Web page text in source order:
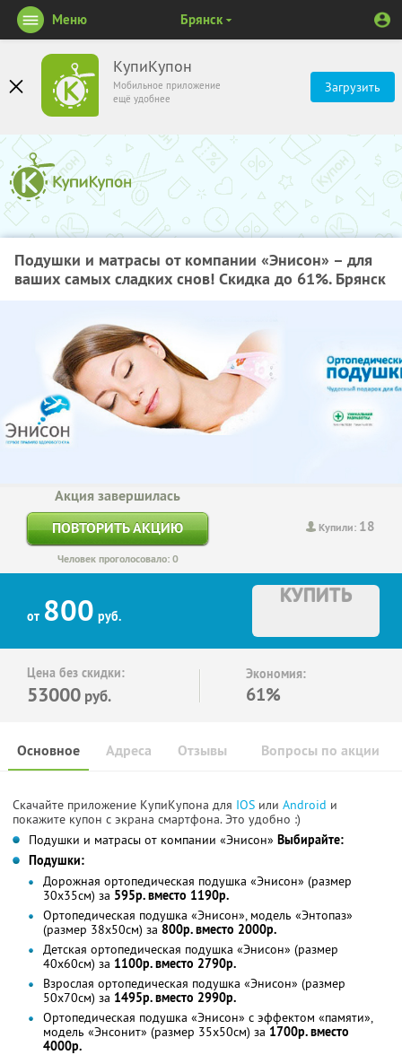
КупиКупон
Мобильное приложение
ещё удобнее
Загрузить
Меню Брянск
Подушки и матрасы от компании «Энисон» – для
ваших самых сладких снов! Скидка до 61%. Брянск
Купили: 18
Акция завершилась
ПОВТОРИТЬ АКЦИЮ
Человек проголосовало: 0
от 800 руб.
КУПИТЬ
Цена без скидки:
53000 руб.
Экономия:
61%
Основное Отзывы Вопросы по акции
Адреса
Скачайте приложение КупиКупона для IOS или Android и
покажите купон с экрана смартфона. Это удобно :)
Подушки и матрасы от компании «Энисон» Выбирайте:
Подушки:
Дорожная ортопедическая подушка «Энисон» (размер
30х35см) за 595р. вместо 1190р.
Ортопедическая подушка «Энисон», модель «Энтопаз»
(размер 38х50см) за 800р. вместо 2000р.
Детская ортопедическая подушка «Энисон» (размер
40х60см) за 1100р. вместо 2790р.
Взрослая ортопедическая подушка «Энисон» (размер
50х70см) за 1495р. вместо 2990р.
Ортопедическая подушка «Энисон» с эффектом «памяти»,
модель «Энсонит» (размер 35х50см) за 1700р. вместо
4000р.